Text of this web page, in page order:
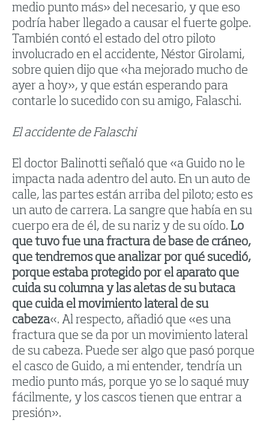
medio punto más» del necesario, y que eso
podría haber llegado a causar el fuerte golpe.
También contó el estado del otro piloto
involucrado en el accidente, Néstor Girolami,
sobre quien dijo que «ha mejorado mucho de
ayer a hoy», y que están esperando para
contarle lo sucedido con su amigo, Falaschi.
El accidente de Falaschi
El doctor Balinotti señaló que «a Guido no le
impacta nada adentro del auto. En un auto de
calle, las partes están arriba del piloto; esto es
un auto de carrera. La sangre que había en su
cuerpo era de él, de su nariz y de su oído. Lo
que tuvo fue una fractura de base de cráneo,
que tendremos que analizar por qué sucedió,
porque estaba protegido por el aparato que
cuida su columna y las aletas de su butaca
que cuida el movimiento lateral de su
cabeza«. Al respecto, añadió que «es una
fractura que se da por un movimiento lateral
de su cabeza. Puede ser algo que pasó porque
el casco de Guido, a mi entender, tendría un
medio punto más, porque yo se lo saqué muy
fácilmente, y los cascos tienen que entrar a
presión».